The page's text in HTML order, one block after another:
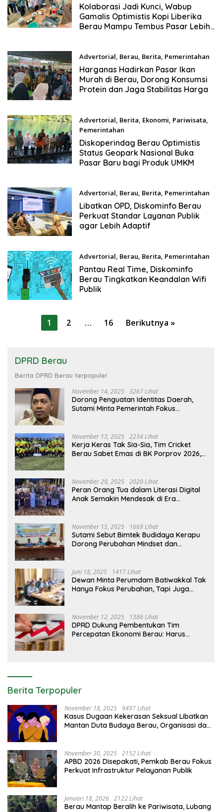
Juli 25, 2026
Kolaborasi Jadi Kunci, Wabup
Gamalis Optimistis Kopi Liberika
Berau Mampu Tembus Pasar Lebih
Advertorial, Berau, Berita, Pemerintahan
Juli 23, 2026
Harganas Hadirkan Pasar Ikan
Murah di Berau, Dorong Konsumsi
Protein dan Jaga Stabilitas Harga
Advertorial, Berita, Ekonomi, Pariwisata,
Pemerintahan
Juli 10, 2026
Diskoperindag Berau Optimistis
Status Geopark Nasional Buka
Pasar Baru bagi Produk UMKM
Advertorial, Berau, Berita, Pemerintahan
Juli 7, 2026
Libatkan OPD, Diskominfo Berau
Perkuat Standar Layanan Publik
agar Lebih Adaptif
Advertorial, Berau, Berita, Pemerintahan
Juni 5, 2026
Pantau Real Time, Diskominfo
Berau Tingkatkan Keandalan Wifi
Publik
Paginasi
1 2 … 16 Berikutnya »
DPRD Berau
Berita DPRD Berau terpopuler
November 14, 2025 3267 Lihat
Dorong Penguatan Identitas Daerah,
Sutami Minta Pemerintah Fokus
November 13, 2025 2234 Lihat
Kerja Keras Tak Sia-Sia, Tim Cricket
Berau Sabet Emas di BK Porprov 2026,
November 29, 2025 2020 Lihat
Peran Orang Tua dalam Literasi Digital
Anak Semakin Mendesak di Era
November 15, 2025 1669 Lihat
Sutami Sebut Bimtek Budidaya Kerapu
Dorong Perubahan Mindset dan
Juni 18, 2025 1417 Lihat
Dewan Minta Perumdam Batiwakkal Tak
Hanya Fokus Perubahan, Tapi Juga
November 12, 2025 1386 Lihat
DPRD Dukung Pembentukan Tim
Percepatan Ekonomi Berau: Harus
Berita Terpopuler
November 18, 2025 9497 Lihat
Kasus Dugaan Kekerasan Seksual Libatkan
Mantan Duta Budaya Berau, Organisasi dan
November 30, 2025 2152 Lihat
APBD 2026 Disepakati, Pemkab Berau Fokus
Perkuat Infrastruktur Pelayanan Publik
Januari 18, 2026 2122 Lihat
Berau Mantap Beralih ke Pariwisata, Lubang